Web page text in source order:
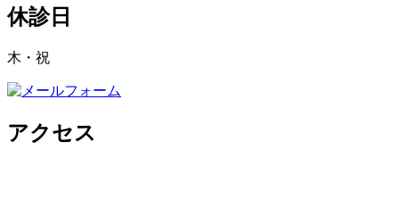
休診日
木・祝
アクセス